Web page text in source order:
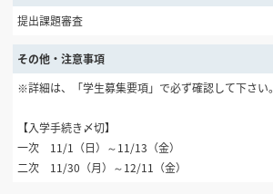
提出課題審査
その他・注意事項
※詳細は、「学生募集要項」で必ず確認して下さい。
【入学手続き〆切】
一次 11/1（日）～11/13（金）
二次 11/30（月）～12/11（金）